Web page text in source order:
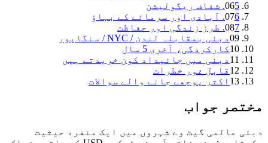
دبئی بمقابلہ لندن / NYC / سنگاپور
کارکردگی، آخری 5 سال
دبئی میں جائیداد کون خریدتے ہیں
قابل غور خطرات
اکثر پوچھے جانے والے سوالات
جواب
عالمی گیٹ وے شہروں میں ایک منفرد حیثیت